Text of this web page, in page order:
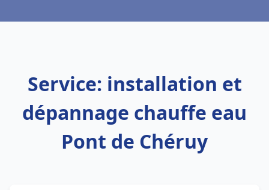
Service: installation et
dépannage chauffe eau
Pont de Chéruy